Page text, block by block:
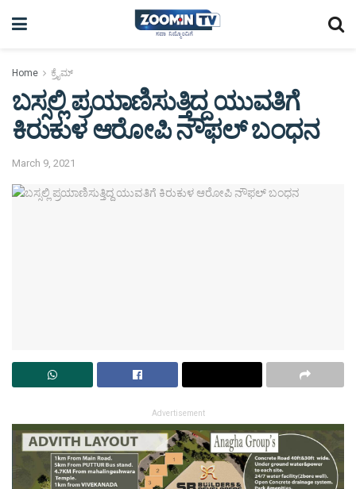
Home ಕ್ರೈಮ್
ಬಸ್ಸಲ್ಲಿ ಪ್ರಯಾಣಿಸುತ್ತಿದ್ದ ಯುವತಿಗೆ
ಕಿರುಕುಳ ಆರೋಪಿ ನೌಫಲ್ ಬಂಧನ
March 9, 2021
Advertisement